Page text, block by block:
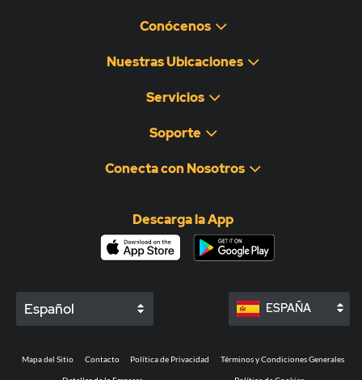
Conócenos
Nuestras Ubicaciones
Servicios
Soporte
Conecta con Nosotros
Descarga la App
Español ESPAÑA
Mapa del Sitio Contacto Política de Privacidad Términos y Condiciones Generales